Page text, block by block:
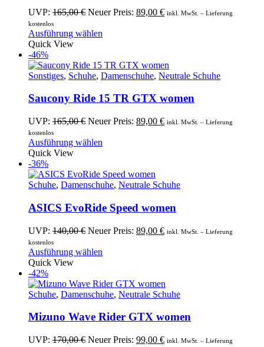
können
auf
Produktseite
werden
UVP: 165,00€ Ursprünglicher
war:
Neuer Preis: 89,00 €Aktueller
inkl. MwSt. – Lieferung
kostenlos
Ausführung wählen
mehrere
Varianten
Die
können
Produktseite
werden
Quick View
-46%
Sonstiges, Schuhe, Damenschuhe, Neutrale Schuhe
Saucony Ride 15 TR GTX women
UVP: 165,00€ Ursprünglicher
war:
Neuer Preis: 89,00 €Aktueller
inkl. MwSt. – Lieferung
kostenlos
Ausführung wählen
mehrere
Varianten
Die
Optionen
können
auf
Produktseite
werden
Quick View
-36%
Schuhe, Damenschuhe, Neutrale Schuhe
ASICS EvoRide Speed women
UVP: 140,00€ Ursprünglicher
war:
Neuer Preis: 89,00 €Aktueller
inkl. MwSt. – Lieferung
kostenlos
Ausführung wählen
mehrere
Varianten
Die
können
Quick View
-42%
Schuhe, Damenschuhe, Neutrale Schuhe
Mizuno Wave Rider GTX women
UVP: 170,00€ Ursprünglicher
Neuer Preis: 99,00 €Aktueller
inkl. MwSt. – Lieferung